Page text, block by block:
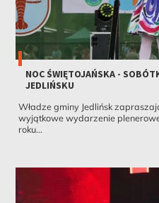
NOC ŚWIĘTOJAŃSKA -
JEDLIŃSKU
Władze gminy Jedlińsk
wyjątkowe wydarzenie
roku...